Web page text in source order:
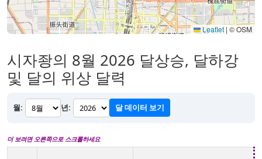
Leaflet | © OSM
시자좡의 8월 2026 달상승, 달하강
및 달의 위상 달력
월: 년: 달 데이터 보기
더 보려면 오른쪽으로 스크롤하세요